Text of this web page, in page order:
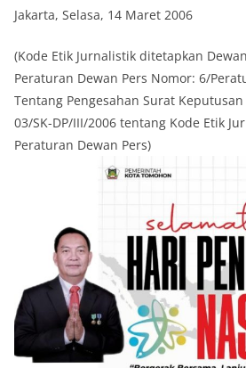
Jakarta, Selasa, 14 Maret 2006
(Kode Etik Jurnalistik ditetapkan
Peraturan Dewan Pers Nomor: 6/
Tentang Pengesahan Surat
03/SK-DP/III/2006 tentang Kode Etik
Peraturan Dewan Pers)